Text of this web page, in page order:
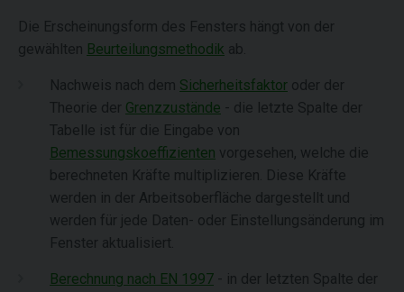
Die Erscheinungsform des Fensters hängt von der
gewählten Beurteilungsmethodik ab.
Nachweis nach dem Sicherheitsfaktor oder der
Theorie der Grenzzustände - die letzte Spalte der
Tabelle ist für die Eingabe von
Bemessungskoeffizienten vorgesehen, welche die
berechneten Kräfte multiplizieren. Diese Kräfte
werden in der Arbeitsoberfläche dargestellt und
werden für jede Daten- oder Einstellungsänderung im
Fenster aktualisiert.
Berechnung nach EN 1997 - in der letzten Spalte der